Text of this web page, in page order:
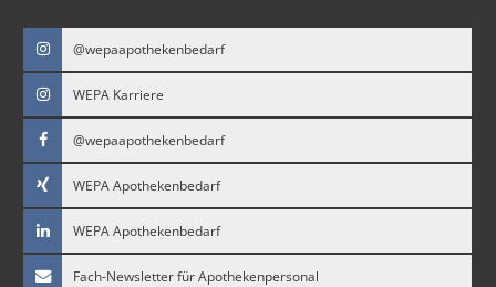
@wepaapothekenbedarf
WEPA Karriere
@wepaapothekenbedarf
WEPA Apothekenbedarf
WEPA Apothekenbedarf
Fach-Newsletter für Apothekenpersonal